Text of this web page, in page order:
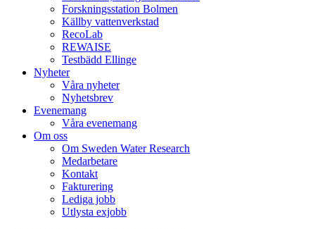
Forskningsstation Bolmen
Källby vattenverkstad
RecoLab
REWAISE
Testbädd Ellinge
Nyheter
Våra nyheter
Nyhetsbrev
Evenemang
Våra evenemang
Om oss
Om Sweden Water Research
Medarbetare
Kontakt
Fakturering
Lediga jobb
Utlysta exjobb